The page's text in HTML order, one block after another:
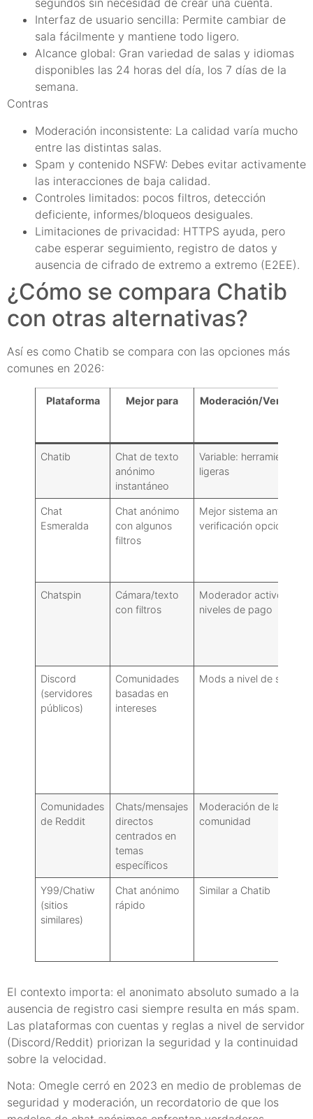
segundos sin necesidad de crear una cuenta.
Interfaz de usuario sencilla: Permite cambiar de
sala fácilmente y mantiene todo ligero.
Alcance global: Gran variedad de salas y idiomas
disponibles las 24 horas del día, los 7 días de la
semana.
Contras
Moderación inconsistente: La calidad varía mucho
entre las distintas salas.
Spam y contenido NSFW: Debes evitar activamente
las interacciones de baja calidad.
Controles limitados: pocos filtros, detección
deficiente, informes/bloqueos desiguales.
Limitaciones de privacidad: HTTPS ayuda, pero
cabe esperar seguimiento, registro de datos y
ausencia de cifrado de extremo a extremo (E2EE).
¿Cómo se compara Chatib
con otras alternativas?
Así es como Chatib se compara con las opciones más
comunes en 2026:
Plataforma Mejor para Moderación/
Chatib
Chat de texto
anónimo
instantáneo
Variable: herramientas
ligeras
Chat
Esmeralda
Chat anónimo
con algunos
filtros
Mejor sistema antispam:
verificación opcional
Chatspin
Cámara/texto
con filtros
Moderador activo en
niveles de pago
Discord
(servidores
públicos)
Comunidades
basadas en
intereses
Mods a nivel de servidor
Comunidades
de Reddit
Chats/mensajes
directos
centrados en
temas
específicos
Moderación de la
comunidad
Y99/Chatiw
(sitios
similares)
Chat anónimo
rápido
Similar a Chatib
El contexto importa: el anonimato absoluto sumado a la
ausencia de registro casi siempre resulta en más spam.
Las plataformas con cuentas y reglas a nivel de servidor
(Discord/Reddit) priorizan la seguridad y la continuidad
sobre la velocidad.
Nota: Omegle cerró en 2023 en medio de problemas de
seguridad y moderación, un recordatorio de que los